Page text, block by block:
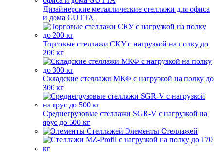
Дизайнерские металлические стеллажи для офиса
и дома GUTTA
Торговые стеллажи СКУ с нагрузкой на полку до
200 кг
Складские стеллажи МКФ с нагрузкой на полку до
300 кг
Среднегрузовые стеллажи SGR-V с нагрузкой на
ярус до 500 кг
Элементы Стеллажей